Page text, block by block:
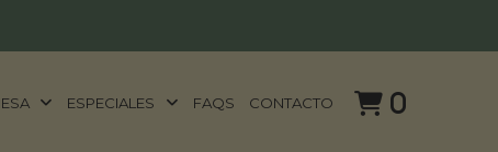
ESPECIALES FAQS CONTACTO 0